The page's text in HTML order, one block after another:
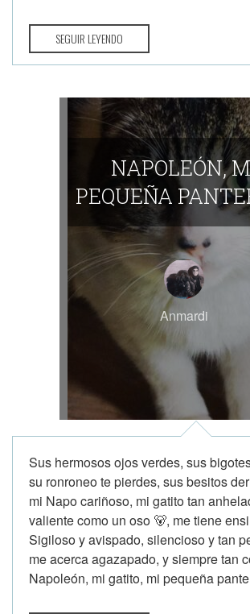
SEGUIR LEYENDO
NAPOLEÓN,
PEQUEÑA
Anmardi
Sus hermosos ojos verdes, sus
su ronroneo te pierdes, sus besitos
mi Napo cariñoso, mi gatito tan
valiente como un oso 🐻, me tiene
Sigiloso y avispado, silencioso y tan
me acerca agazapado, y siempre tan
Napoleón, mi gatito, mi pequeña